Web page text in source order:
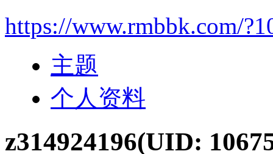
https://www.rmbbk.com/
主题
个人资料
z314924196(UID: